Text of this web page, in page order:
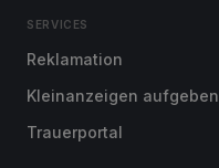
SERVICES
Reklamation
Kleinanzeigen aufgeben
Trauerportal